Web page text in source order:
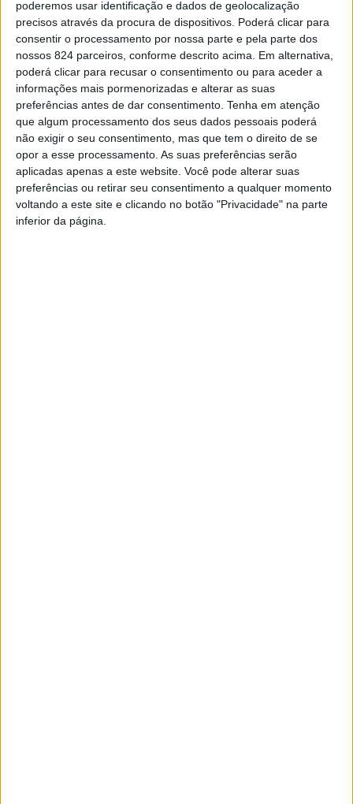
poderemos usar identificação e dados de geolocalização
precisos através da procura de dispositivos. Poderá clicar para
consentir o processamento por nossa parte e pela parte dos
nossos 824 parceiros, conforme descrito acima. Em alternativa,
poderá clicar para recusar o consentimento ou para aceder a
informações mais pormenorizadas e alterar as suas
preferências antes de dar consentimento. Tenha em atenção
que algum processamento dos seus dados pessoais poderá
não exigir o seu consentimento, mas que tem o direito de se
opor a esse processamento. As suas preferências serão
aplicadas apenas a este website. Você pode alterar suas
preferências ou retirar seu consentimento a qualquer momento
voltando a este site e clicando no botão "Privacidade" na parte
inferior da página.
Azemeis.net
25 de Junho de 2026, 14:25
A